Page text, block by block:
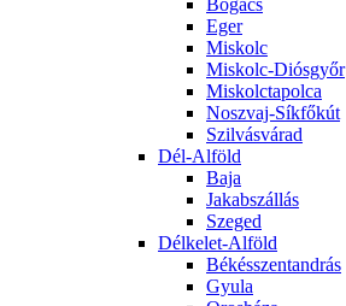
Eger
Miskolc
Miskolc-Diósgyőr
Miskolctapolca
Noszvaj-Síkfőkút
Szilvásvárad
Dél-Alföld
Baja
Jakabszállás
Szeged
Délkelet-Alföld
Békésszentandrás
Gyula